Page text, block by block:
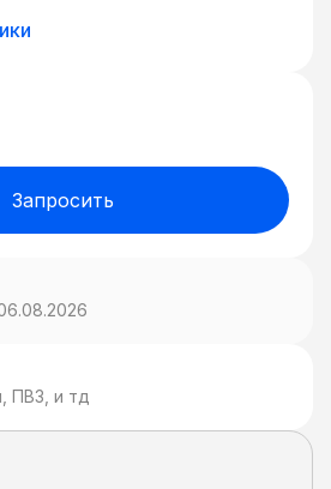
уровень защиты
PoE предоставляет
Запросить
ПВЗ, и тд